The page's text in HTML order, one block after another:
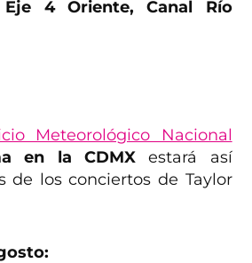
4 Oriente, Canal Río
Meteorológico Nacional
en la CDMXestará así
de los conciertos de Taylor